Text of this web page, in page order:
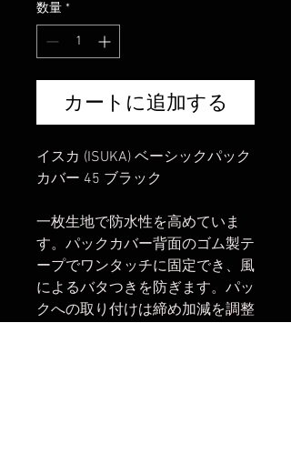
数量 *
カートに追加する
イスカ (ISUKA) ベーシックパック
カバー 45 ブラック
一枚生地で防水性を高めていま
す。パックカバー背面のゴム製テ
ープでワンタッチに固定でき、風
によるバタつきを防ぎます。パッ
クへの取り付けは締め加減を調整